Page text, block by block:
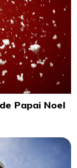
Papai Noel